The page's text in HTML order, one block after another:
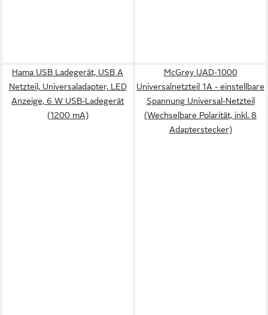
Hama USB Ladegerät, USB A
Netzteil, Universaladapter, LED
Anzeige, 6 W USB-Ladegerät
(1200 mA)
McGrey UAD-1000
Universalnetzteil 1A - einstellbare
Spannung Universal-Netzteil
(Wechselbare Polarität, inkl. 8
Adapterstecker)